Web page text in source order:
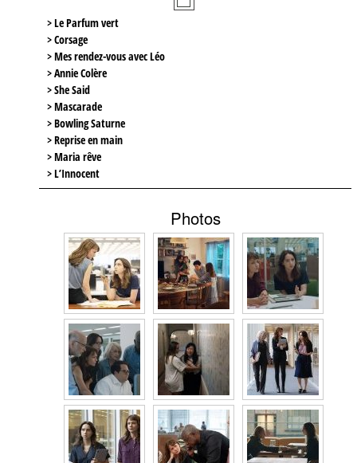
> Le Parfum vert
> Corsage
> Mes rendez-vous avec Léo
> Annie Colère
> She Said
> Mascarade
> Bowling Saturne
> Reprise en main
> Maria rêve
> L’Innocent
Photos